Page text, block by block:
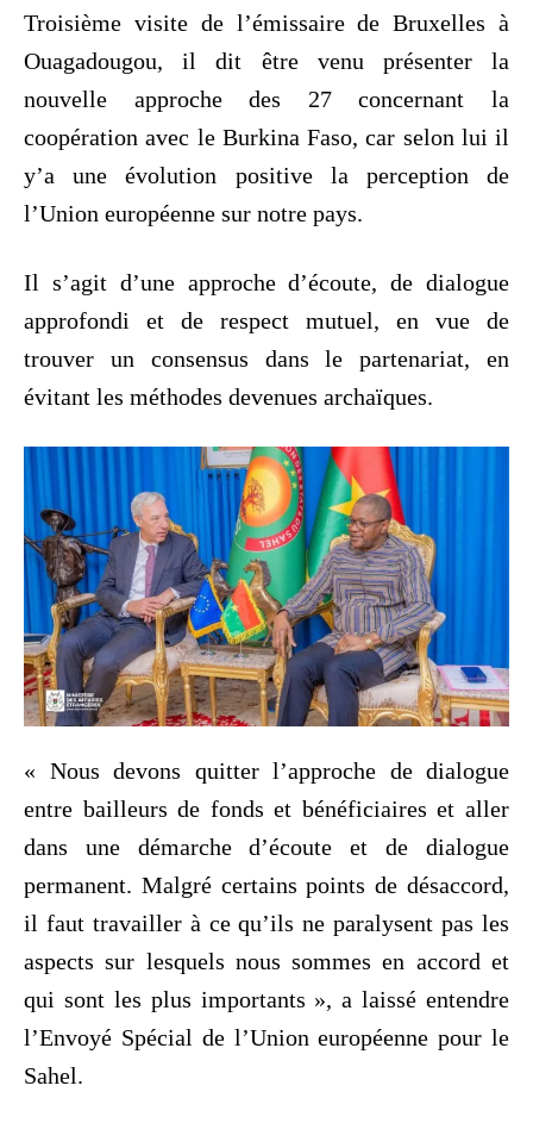
Troisième visite de l’émissaire de Bruxelles à
Ouagadougou, il dit être venu présenter la
nouvelle approche des 27 concernant la
coopération avec le Burkina Faso, car selon lui il
y’a une évolution positive la perception de
l’Union européenne sur notre pays.
Il s’agit d’une approche d’écoute, de dialogue
approfondi et de respect mutuel, en vue de
trouver un consensus dans le partenariat, en
évitant les méthodes devenues archaïques.
« Nous devons quitter l’approche de dialogue
entre bailleurs de fonds et bénéficiaires et aller
dans une démarche d’écoute et de dialogue
permanent. Malgré certains points de désaccord,
il faut travailler à ce qu’ils ne paralysent pas les
aspects sur lesquels nous sommes en accord et
qui sont les plus importants », a laissé entendre
l’Envoyé Spécial de l’Union européenne pour le
Sahel.